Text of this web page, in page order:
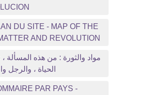
DU SITE - MAP OF THE
AND REVOLUTION
الحياة ، والرجل
PAR PAYS -